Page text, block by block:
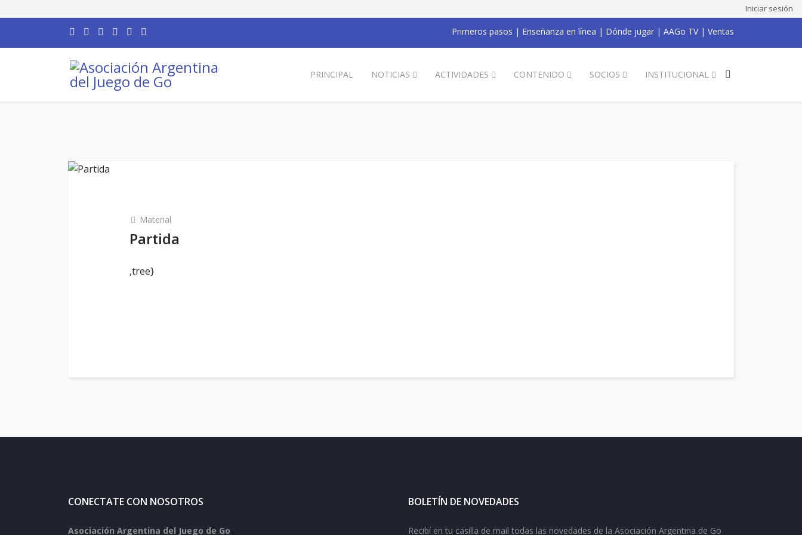
Iniciar sesión
Primeros pasos | Enseñanza en línea | Dónde jugar | AAGo TV| Ventas
PRINCIPAL NOTICIAS ACTIVIDADES CONTENIDO SOCIOS INSTITUCIONAL
Material
Partida
,tree}
CONECTATE CON NOSOTROS
Asociación Argentina del Juego de Go
BOLETÍN DE NOVEDADES
Recibí en tu casilla de mail todas las novedades de la Asociación Argentina de Go